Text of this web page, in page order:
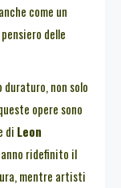
come un
delle
non solo
opere sono
di Leon
ridefinito il
mentre artisti